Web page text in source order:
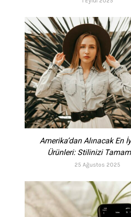
Amerika’dan Alınacak En
Ürünleri: Stilinizi
25 Ağustos 2025